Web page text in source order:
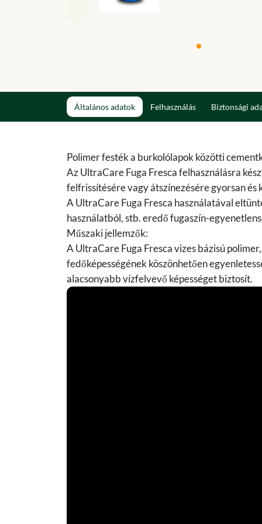
Általános adatok Felhasználás Biztonsági
Polimer festék a burkolólapok közötti
Az UltraCare Fuga Fresca felhasználásra
felfrissítésére vagy átszínezésére gyorsan
A UltraCare Fuga Fresca használatával
használatból, stb. eredő fugaszín-
Műszaki jellemzők:
A UltraCare Fuga Fresca vizes bázisú
fedőképességének köszönhetően
alacsonyabb vízfelvevő képességet biztosít.